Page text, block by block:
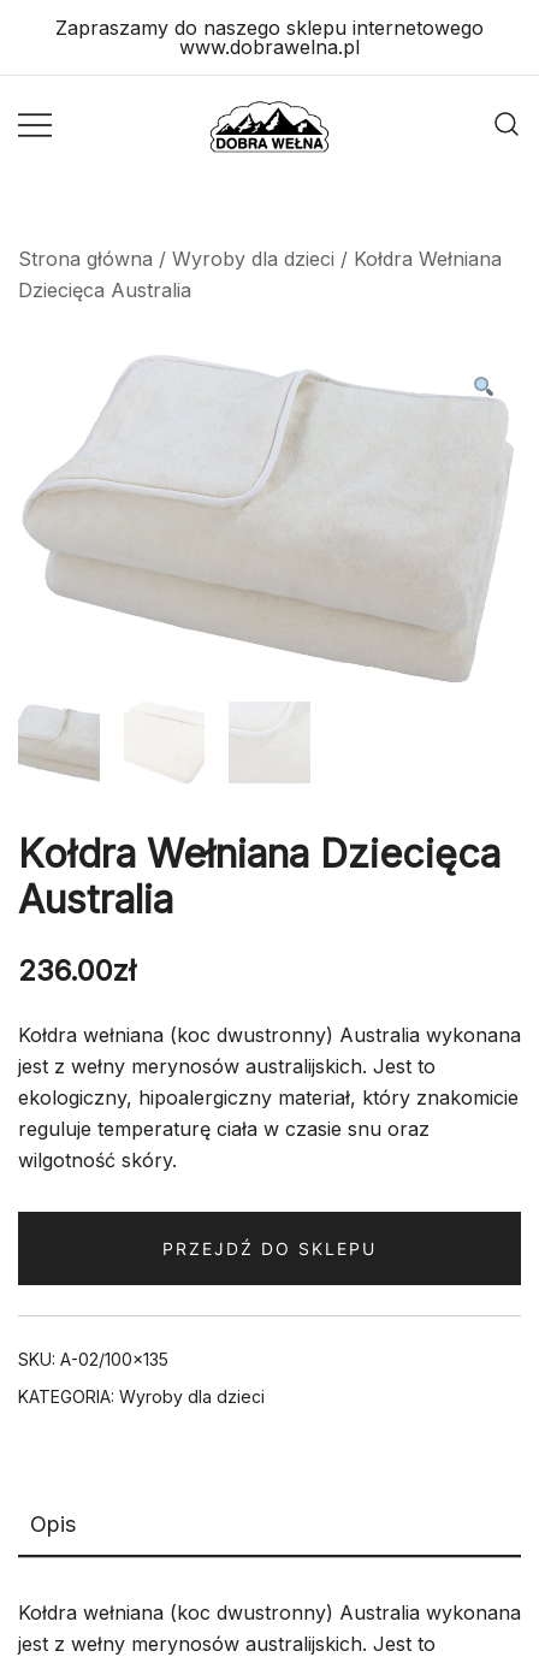
Zapraszamy do naszego sklepu internetowego
www.dobrawelna.pl
Strona główna / Wyroby dla dzieci / Kołdra Wełniana
Dziecięca Australia
Kołdra Wełniana Dziecięca
Australia
236.00zł
Kołdra wełniana (koc dwustronny) Australia wykonana
jest z wełny merynosów australijskich. Jest to
ekologiczny, hipoalergiczny materiał, który znakomicie
reguluje temperaturę ciała w czasie snu oraz
wilgotność skóry.
PRZEJDŹ DO SKLEPU
SKU: A-02/100x135
KATEGORIA: Wyroby dla dzieci
Opis
Kołdra wełniana (koc dwustronny) Australia wykonana
jest z wełny merynosów australijskich. Jest to